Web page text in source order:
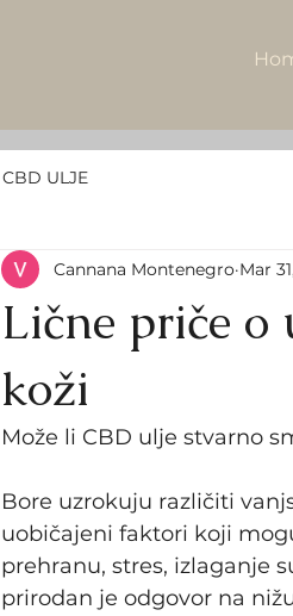
CBD ULJE
Lične priče
koži
Cannana Montenegro Mar
Može li CBD ulje stvarno
Bore uzrokuju različiti
uobičajeni faktori koji
prehranu, stres, izlaganje
prirodan je odgovor na